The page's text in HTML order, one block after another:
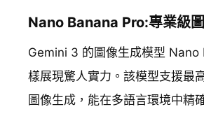
Nano Banana Pro:專業級
Gemini 3 的圖像生成模型 Nano
樣展現驚人實力。該模型支援最
圖像生成，能在多語言環境中精